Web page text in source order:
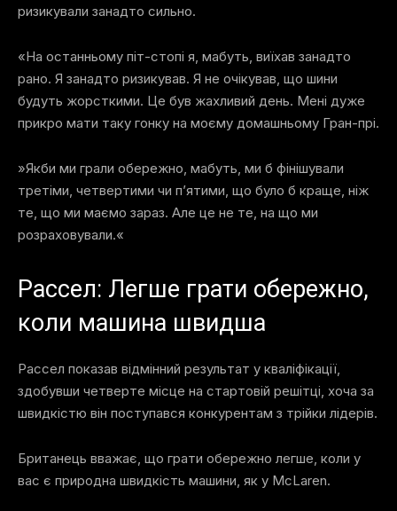
ризикували занадто сильно.
«На останньому піт-стопі я, мабуть, виїхав занадто
рано. Я занадто ризикував. Я не очікував, що шини
будуть жорсткими. Це був жахливий день. Мені дуже
прикро мати таку гонку на моєму домашньому Гран-прі.
»Якби ми грали обережно, мабуть, ми б фінішували
третіми, четвертими чи п’ятими, що було б краще, ніж
те, що ми маємо зараз. Але це не те, на що ми
розраховували.«
Рассел: Легше грати обережно,
коли машина швидша
Рассел показав відмінний результат у кваліфікації,
здобувши четверте місце на стартовій решітці, хоча за
швидкістю він поступався конкурентам з трійки лідерів.
Британець вважає, що грати обережно легше, коли у
вас є природна швидкість машини, як у McLaren.